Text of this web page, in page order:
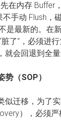
在内存 Buffer
手动 Flush，
是最新的。在
了”，必须进
就会回退到全量
势（SOP）
似迁移，为了实
），必须严